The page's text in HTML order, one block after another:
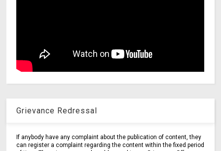
Grievance Redressal
If anybody have any complaint about the publication of content, they
can register a complaint regarding the content within the fixed period